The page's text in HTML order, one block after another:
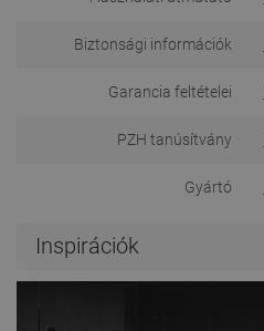
Biztonsági információk
Garancia feltételei
PZH tanúsítvány
Gyártó
Inspirációk